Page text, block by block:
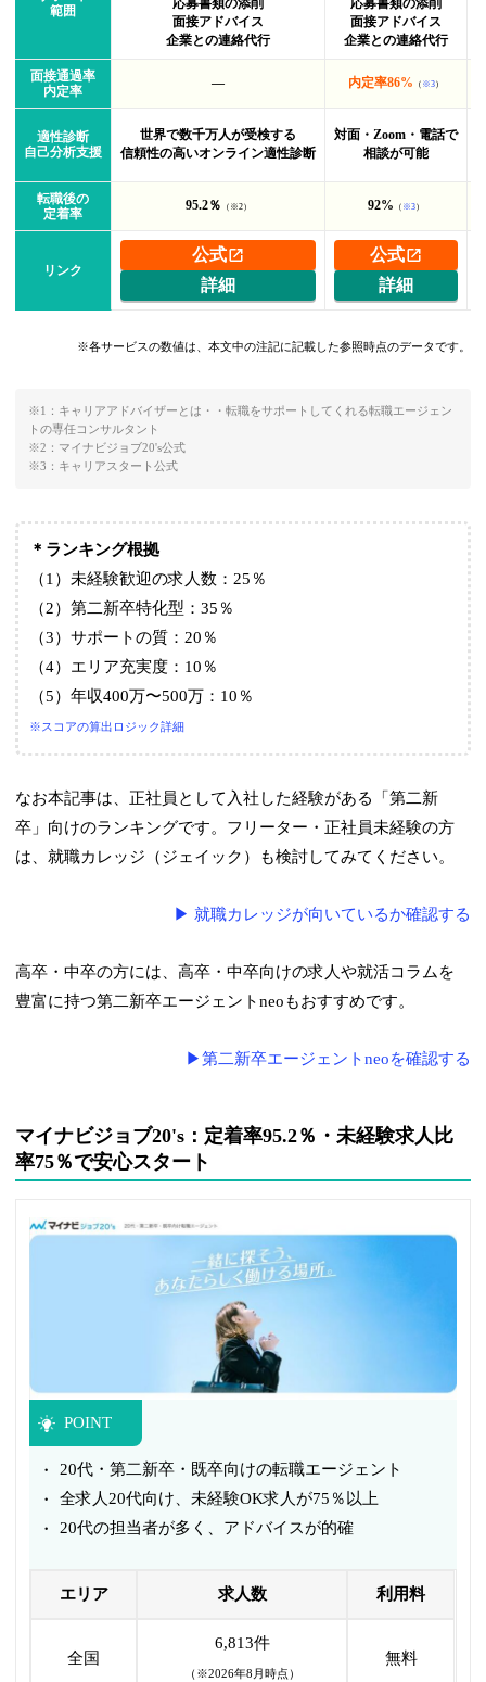
範囲
応募書類の添削
面接アドバイス
企業との連絡代行
応募書類の添削
面接アドバイス
企業との連絡代行
面接通過率
内定率
― 内定率86% （ ※3）
適性診断
自己分析支援
世界で数千万人が受検する
信頼性の高いオンライン適性診断
対面・Zoom・電話で
相談が可能
転職後の
定着率
95.2％ （※2） 92% （ ※3）
リンク
公式
詳細
公式
詳細
※各サービスの数値は、本文中の注記に記載した参照時点のデータです。
※1：キャリアアドバイザーとは・・転職をサポートしてくれる転職エージェン
トの専任コンサルタント
※2： マイナビジョブ20's公式
※3： キャリアスタート公式
＊ランキング根拠
（1）未経験歓迎の求人数：25％
（2）第二新卒特化型：35％
（3）サポートの質：20％
（4）エリア充実度：10％
（5）年収400万〜500万：10％
※スコアの算出ロジック詳細
なお本記事は、正社員として入社した経験がある「第二新
卒」向けのランキングです。フリーター・正社員未経験の方
は、就職カレッジ（ジェイック）も検討してみてください。
▶ 就職カレッジが向いているか確認する
高卒・中卒の方には、高卒・中卒向けの求人や就活コラムを
豊富に持つ第二新卒エージェントneoもおすすめです。
▶第二新卒エージェントneoを確認する
マイナビジョブ20's：定着率95.2％・未経験求人比
率75％で安心スタート
POINT
20代・第二新卒・既卒向けの転職エージェント
全求人20代向け、未経験OK求人が75％以上
20代の担当者が多く、アドバイスが的確
エリア 求人数 利用料
全国
6,813件
（※2026年8月時点）
無料